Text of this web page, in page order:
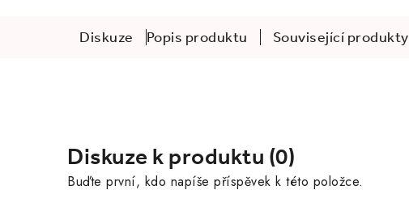
Popis produktu
Diskuze Související produkty
Diskuze k produktu (0)
Buďte první, kdo napíše příspěvek k této položce.